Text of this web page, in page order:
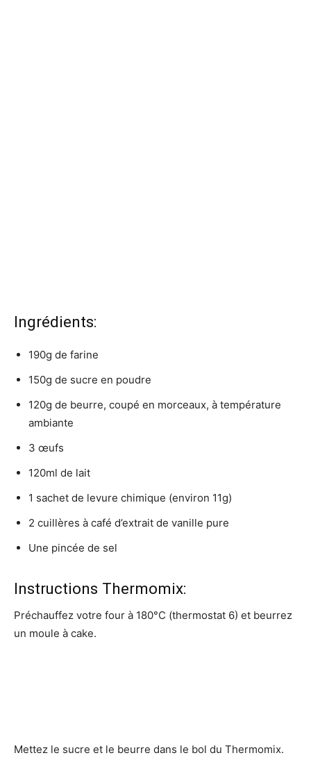
Ingrédients:
190g de farine
150g de sucre en poudre
120g de beurre, coupé en morceaux, à température
ambiante
3 œufs
120ml de lait
1 sachet de levure chimique (environ 11g)
2 cuillères à café d’extrait de vanille pure
Une pincée de sel
Instructions Thermomix:
Préchauffez votre four à 180°C (thermostat 6) et beurrez
un moule à cake.
Mettez le sucre et le beurre dans le bol du Thermomix.